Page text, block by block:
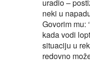
uradio –
neki u
Govorim mu:
kada vodi
situaciju u
redovno